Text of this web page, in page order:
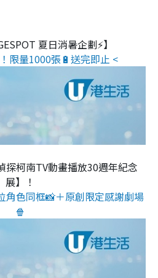
夏日消暑企劃⚡】
限量1000張🔋送完即止 <
探柯南TV動畫播放30週年紀念
展】！
角色同框📸＋原創限定感謝劇場
🍿